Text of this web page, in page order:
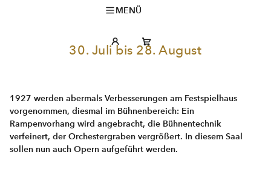
MENÜ
30. Juli bis 28. August
1927 werden abermals Verbesserungen am Festspielhaus
vorgenommen, diesmal im Bühnenbereich: Ein
Rampenvorhang wird angebracht, die Bühnentechnik
verfeinert, der Orchestergraben vergrößert. In diesem Saal
sollen nun auch Opern aufgeführt werden.